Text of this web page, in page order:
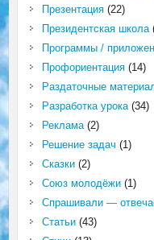
Презентация(22)
Президентская школа
Программы /
Профориентация(14)
Раздаточные
Разработка урока(34)
Реклама(2)
Решение задач (1)
Сказки(2)
Союз молодёжи(1)
Спрашивали —
Статьи(43)